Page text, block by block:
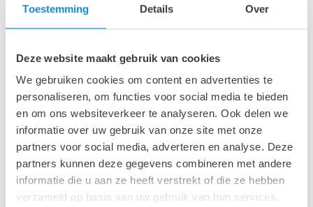
Toestemming Details Over
Deze website maakt gebruik van cookies
We gebruiken cookies om content en advertenties te
personaliseren, om functies voor social media te bieden
en om ons websiteverkeer te analyseren. Ook delen we
informatie over uw gebruik van onze site met onze
partners voor social media, adverteren en analyse. Deze
partners kunnen deze gegevens combineren met andere
informatie die u aan ze heeft verstrekt of die ze hebben
verzameld op basis van uw gebruik van hun services.
De Lutze Group is distributeur van verschillende merken
Sandvik in België, Nederland en Luxemburg
Sandvik, Fabo en RubbleCrusher in Duitsland
Metso en RubbleCrusher en Denemarken
Scroll door de afbeeldingen hiernaast om enkele modellen
te ontdekken.
Naast zeefmachines kunnen we u ook van dienst zijn met
een breed scala aanzeefdoeken van rubber en
polyurethaan enstofafdichtingsoplossingen.